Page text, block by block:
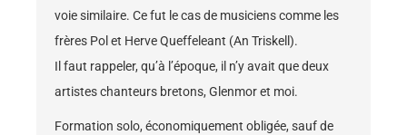
voie similaire. Ce fut le cas de musiciens comme les
frères Pol et Herve Queffeleant (An Triskell).
Il faut rappeler, qu’à l’époque, il n’y avait que deux
artistes chanteurs bretons, Glenmor et moi.
Formation solo, économiquement obligée, sauf de